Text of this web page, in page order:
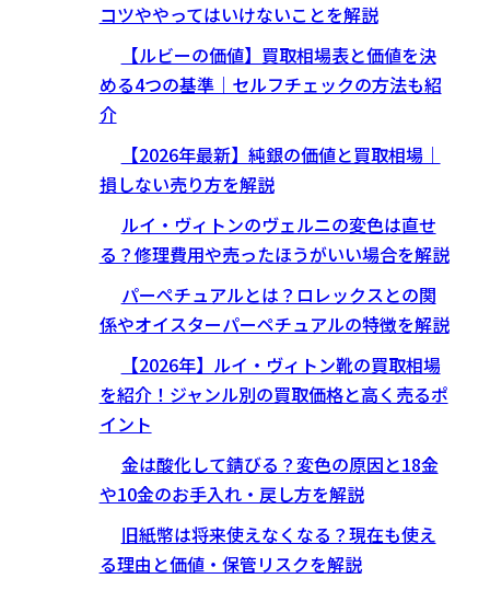
コツややってはいけないことを解説
【ルビーの価値】買取相場表と価値を決
める4つの基準｜セルフチェックの方法も紹
介
【2026年最新】純銀の価値と買取相場｜
損しない売り方を解説
ルイ・ヴィトンのヴェルニの変色は直せ
る？修理費用や売ったほうがいい場合を解説
パーペチュアルとは？ロレックスとの関
係やオイスターパーペチュアルの特徴を解説
【2026年】ルイ・ヴィトン靴の買取相場
を紹介！ジャンル別の買取価格と高く売るポ
イント
金は酸化して錆びる？変色の原因と18金
や10金のお手入れ・戻し方を解説
旧紙幣は将来使えなくなる？現在も使え
る理由と価値・保管リスクを解説